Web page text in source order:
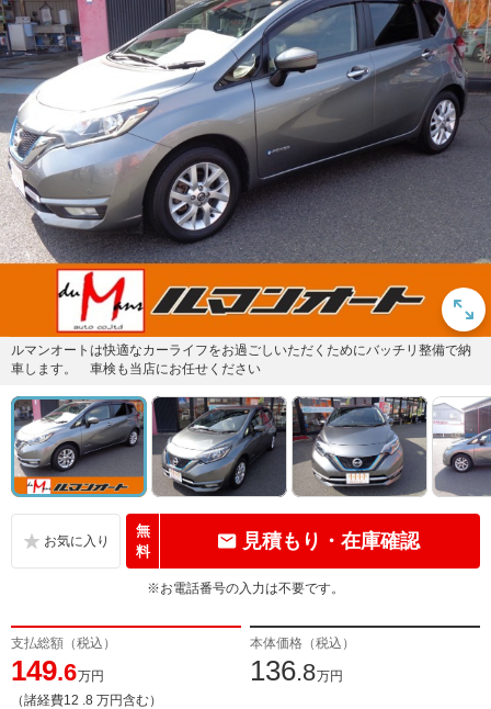
ルマンオートは快適なカーライフをお過ごしいただくためにバッチリ整備で納
車します。 車検も当店にお任せください
無
料
見積もり・在庫確認
※お電話番号の入力は不要です。
支払総額（税込）
149.6万円
（諸経費12 .8 万円含む）
本体価格（税込）
136.8万円